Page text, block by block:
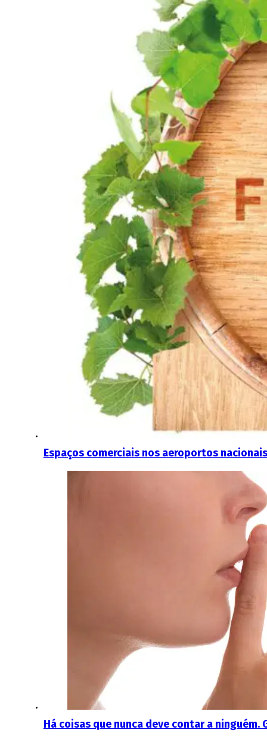
Espaços comerciais nos aeroportos
Há coisas que nunca deve contar a ninguém.